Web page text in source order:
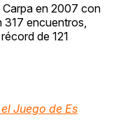
Carpa en 2007 con
encuentros,
de 121
Juego de Es